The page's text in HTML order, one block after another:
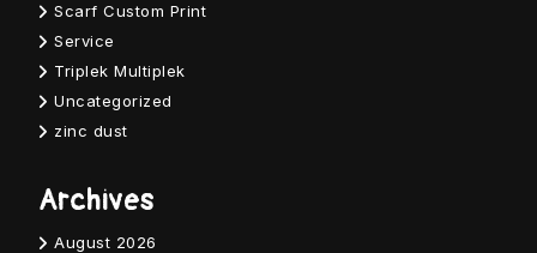
Scarf Custom Print
Service
Triplek Multiplek
Uncategorized
zinc dust
Archives
August 2026